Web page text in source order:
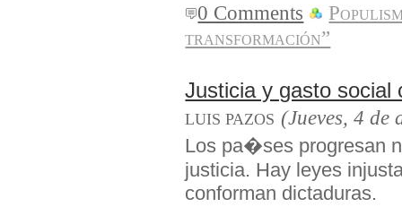
0 Comments
transformación”
Justicia y gasto social
LUIS PAZOS (Jueves, 4 de
Los pa�ses progresan
justicia. Hay leyes
conforman dictaduras.